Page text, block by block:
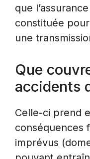
que
constituée
une
Que
accidents
Celle-ci prend
conséquences
imprévus